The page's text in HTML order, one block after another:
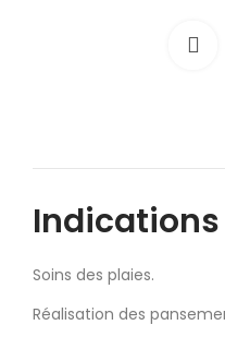
Indications
Soins des plaies.
Réalisation des